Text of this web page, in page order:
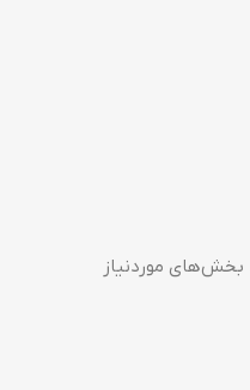
بخش‌های موردنیاز